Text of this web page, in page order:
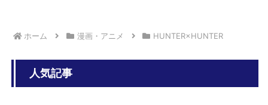
ホーム 漫画・アニメ HUNTER×HUNTER
人気記事